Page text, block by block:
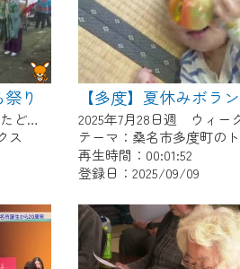
り
2025年7月28日週 ウィークリーたどにて放送
ス
テーマ：桑名市多度町の
再生時間：00:01:52
登録日：2025/09/09